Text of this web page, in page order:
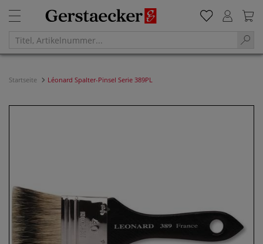
Startseite Léonard Spalter-Pinsel Serie 389PL